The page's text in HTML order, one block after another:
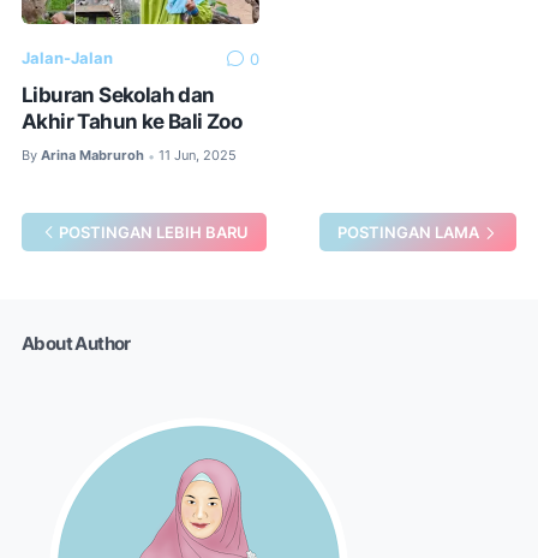
Jalan-Jalan 0
Liburan Sekolah dan
Akhir Tahun ke Bali Zoo
By Arina Mabruroh • 11 Jun, 2025
POSTINGAN LEBIH BARU POSTINGAN LAMA
About Author